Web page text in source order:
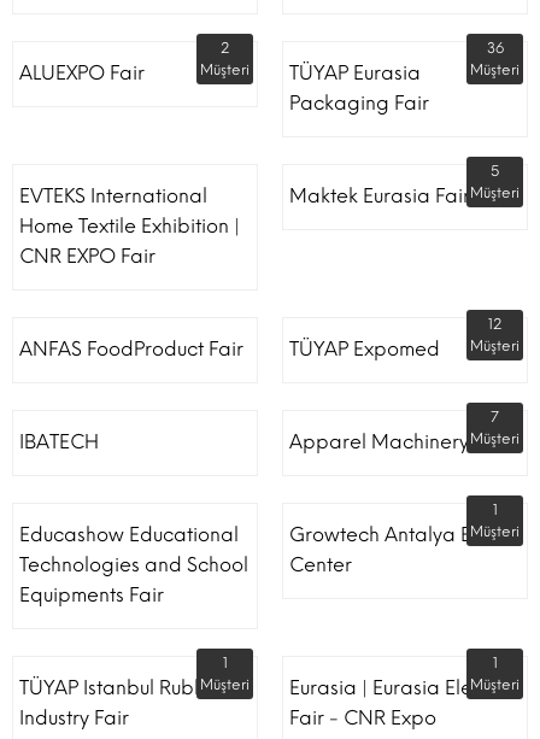
ALUEXPO Fair
2
Müşteri
TÜYAP Eurasia
Packaging Fair
36
Müşteri
EVTEKS International
Home Textile Exhibition |
CNR EXPO Fair
Maktek Eurasia Fair
5
Müşteri
ANFAS FoodProduct Fair TÜYAP Expomed
12
Müşteri
IBATECH Apparel Machinery Fair
7
Müşteri
Educashow Educational
Technologies and School
Equipments Fair
Growtech Antalya Expo
Center
1
Müşteri
TÜYAP Istanbul Rubber
Industry Fair
1
Müşteri
Eurasia | Eurasia Elevator
Fair - CNR Expo
1
Müşteri